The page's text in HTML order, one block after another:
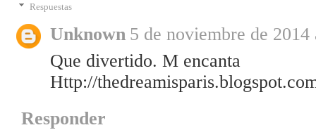
Respuestas
Unknown 5 de noviembre de 2014
Que divertido. M encanta
Http://
Responder